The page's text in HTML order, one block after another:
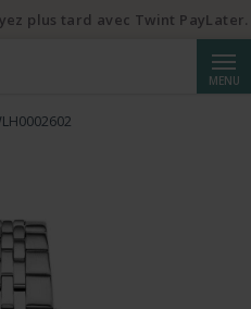
MENU
plus tard avec Twint PayLater.